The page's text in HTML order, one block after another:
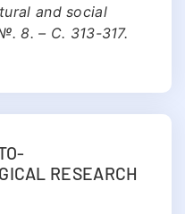
and social
8. – С. 313-317.
RESEARCH